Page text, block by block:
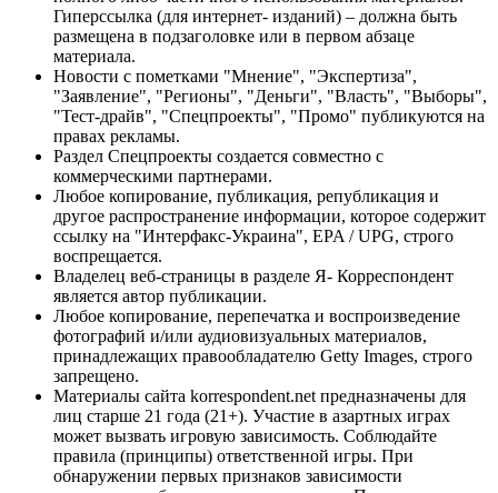
Гиперссылка (для интернет- изданий) – должна быть
размещена в подзаголовке или в первом абзаце
материала.
Новости с пометками "Мнение", "Экспертиза",
"Заявление", "Регионы", "Деньги", "Власть", "Выборы",
"Тест-драйв", "Спецпроекты", "Промо" публикуются на
правах рекламы.
Раздел Спецпроекты создается совместно с
коммерческими партнерами.
Любое копирование, публикация, републикация и
другое распространение информации, которое содержит
ссылку на "Интерфакс-Украина", EPA / UPG, строго
воспрещается.
Владелец веб-страницы в разделе Я- Корреспондент
является автор публикации.
Любое копирование, перепечатка и воспроизведение
фотографий и/или аудиовизуальных материалов,
принадлежащих правообладателю Getty Images, строго
запрещено.
Материалы сайта korrespondent.net предназначены для
лиц старше 21 года (21+). Участие в азартных играх
может вызвать игровую зависимость. Соблюдайте
правила (принципы) ответственной игры. При
обнаружении первых признаков зависимости